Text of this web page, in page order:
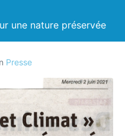
une nature préservée
Presse